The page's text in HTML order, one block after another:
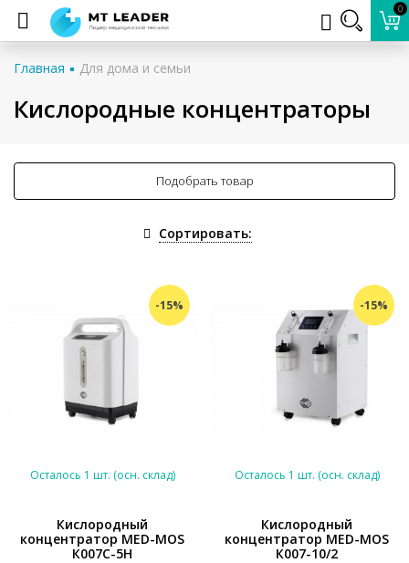
0
Главная Для дома и семьи
Кислородные концентраторы
Подобрать товар
Сортировать:
-15%
*}
Осталось 1 шт. (осн. склад)
Кислородный
концентратор MED-MOS
К007С-5Н
-15%
*}
Осталось 1 шт. (осн. склад)
Кислородный
концентратор MED-MOS
К007-10/2